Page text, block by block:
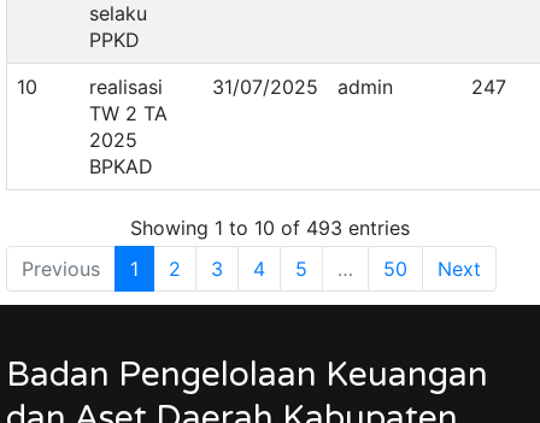
selaku
PPKD
10
realisasi
TW 2 TA
2025
BPKAD
31/07/2025 admin 247
Showing 1 to 10 of 493 entries
Previous
1 2 3 4 5 … 50 Next
Badan Pengelolaan Keuangan